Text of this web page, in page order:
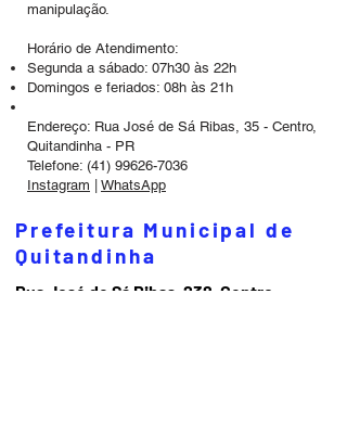
manipulação.
Horário de Atendimento:
Segunda a sábado: 07h30 às 22h
Domingos e feriados: 08h às 21h
Endereço: Rua José de Sá Ribas, 35 - Centro,
Quitandinha - PR
Telefone: (41) 99626-7036
Instagram
WhatsApp
Prefeitura Municipal de
Quitandinha
Rua José de Sá Ribas, 238, Centro,